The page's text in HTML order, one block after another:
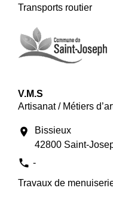
Transports routier
V.M.S
Artisanat / Métiers
location_on
Bissieux
42800 Saint-
phone -
Travaux de